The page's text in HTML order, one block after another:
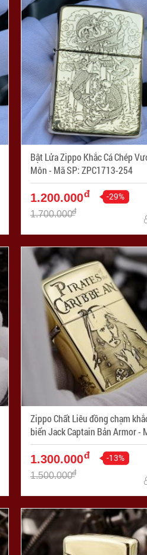
Bật Lửa Zippo Khắc Cá Chép
Môn - Mã SP: ZPC1713-254
1.200.000đ -29%
1.700.000đ
Zippo Chất Liêu đồng chạm
biển Jack Captain Bản Armor - Mã SP:
ZPC1711-169
1.300.000đ -13%
1.500.000đ